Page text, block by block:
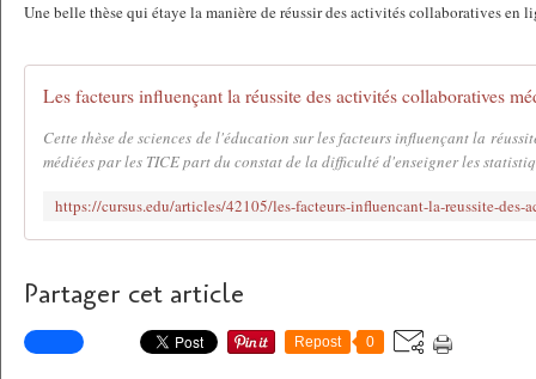
Une belle thèse qui étaye la manière de réussir des activités collaboratives en
Cette thèse de sciences de l'éducation sur les facteurs influençant la
médiées par les TICE part du constat de la difficulté d'enseigner les
Partager cet article
Repost 0